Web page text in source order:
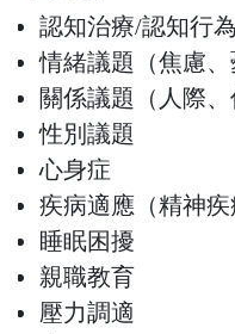
認知治療/認知行
情緒議題（焦慮、
關係議題（人際、
性別議題
心身症
疾病適應（精神疾
睡眠困擾
親職教育
壓力調適